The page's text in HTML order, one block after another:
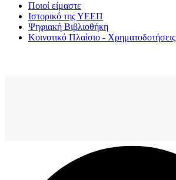
Ποιοί είμαστε
Ιστορικό της ΥΕΕΠ
Ψηφιακή Βιβλιοθήκη
Κοινοτικό Πλαίσιο - Χρηματοδοτήσεις